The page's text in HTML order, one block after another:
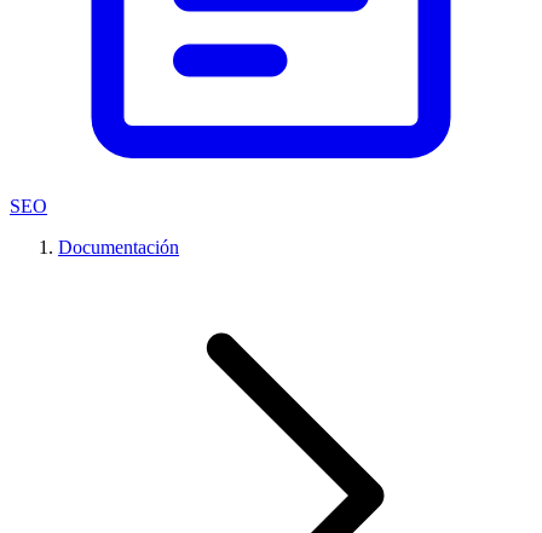
SEO
Documentación